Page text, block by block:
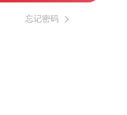
忘记密码